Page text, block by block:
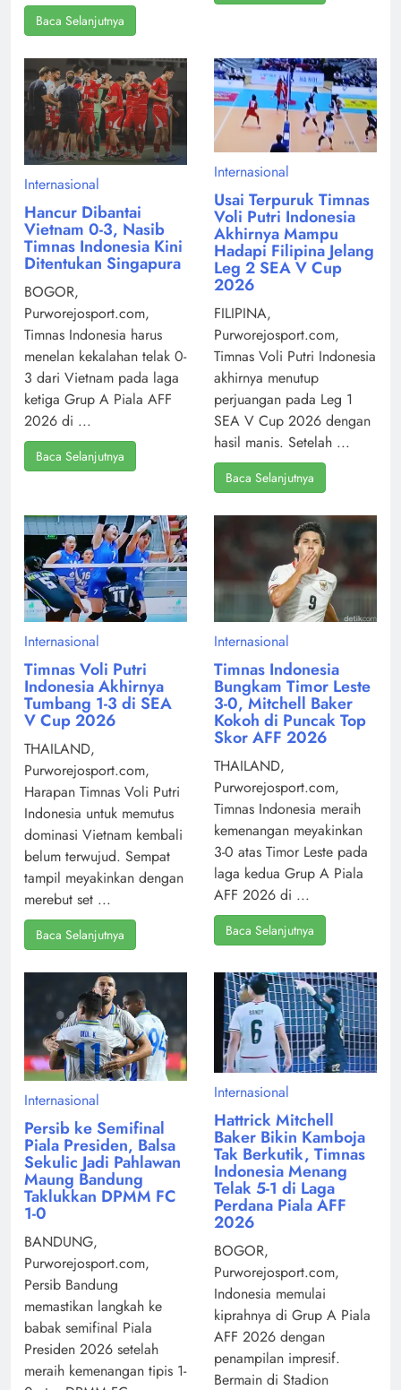
Baca Selanjutnya
Internasional
Hancur Dibantai
Vietnam 0-3, Nasib
Timnas Indonesia Kini
Ditentukan Singapura
BOGOR,
Purworejosport.com,
Timnas Indonesia harus
menelan kekalahan telak 0-
3 dari Vietnam pada laga
ketiga Grup A Piala AFF
2026 di ...
Baca Selanjutnya
Internasional
Usai Terpuruk Timnas
Voli Putri Indonesia
Akhirnya Mampu
Hadapi Filipina Jelang
Leg 2 SEA V Cup
2026
FILIPINA,
Purworejosport.com,
Timnas Voli Putri Indonesia
akhirnya menutup
perjuangan pada Leg 1
SEA V Cup 2026 dengan
hasil manis. Setelah ...
Baca Selanjutnya
Internasional
Timnas Voli Putri
Indonesia Akhirnya
Tumbang 1-3 di SEA
V Cup 2026
THAILAND,
Purworejosport.com,
Harapan Timnas Voli Putri
Indonesia untuk memutus
dominasi Vietnam kembali
belum terwujud. Sempat
tampil meyakinkan dengan
merebut set ...
Baca Selanjutnya
Internasional
Timnas Indonesia
Bungkam Timor Leste
3-0, Mitchell Baker
Kokoh di Puncak Top
Skor AFF 2026
THAILAND,
Purworejosport.com,
Timnas Indonesia meraih
kemenangan meyakinkan
3-0 atas Timor Leste pada
laga kedua Grup A Piala
AFF 2026 di ...
Baca Selanjutnya
Internasional
Persib ke Semifinal
Piala Presiden, Balsa
Sekulic Jadi Pahlawan
Maung Bandung
Taklukkan DPMM FC
1-0
BANDUNG,
Purworejosport.com,
Persib Bandung
memastikan langkah ke
babak semifinal Piala
Presiden 2026 setelah
meraih kemenangan tipis 1-
Internasional
Hattrick Mitchell
Baker Bikin Kamboja
Tak Berkutik, Timnas
Indonesia Menang
Telak 5-1 di Laga
Perdana Piala AFF
2026
BOGOR,
Purworejosport.com,
Indonesia memulai
kiprahnya di Grup A Piala
AFF 2026 dengan
penampilan impresif.
Bermain di Stadion